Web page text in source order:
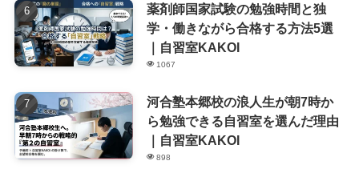
薬剤師国家試験の勉強時間と独
学・働きながら合格する方法5選
｜自習室KAKOI
1067
河合塾本郷校の浪人生が朝7時か
ら勉強できる自習室を選んだ理由
｜自習室KAKOI
898